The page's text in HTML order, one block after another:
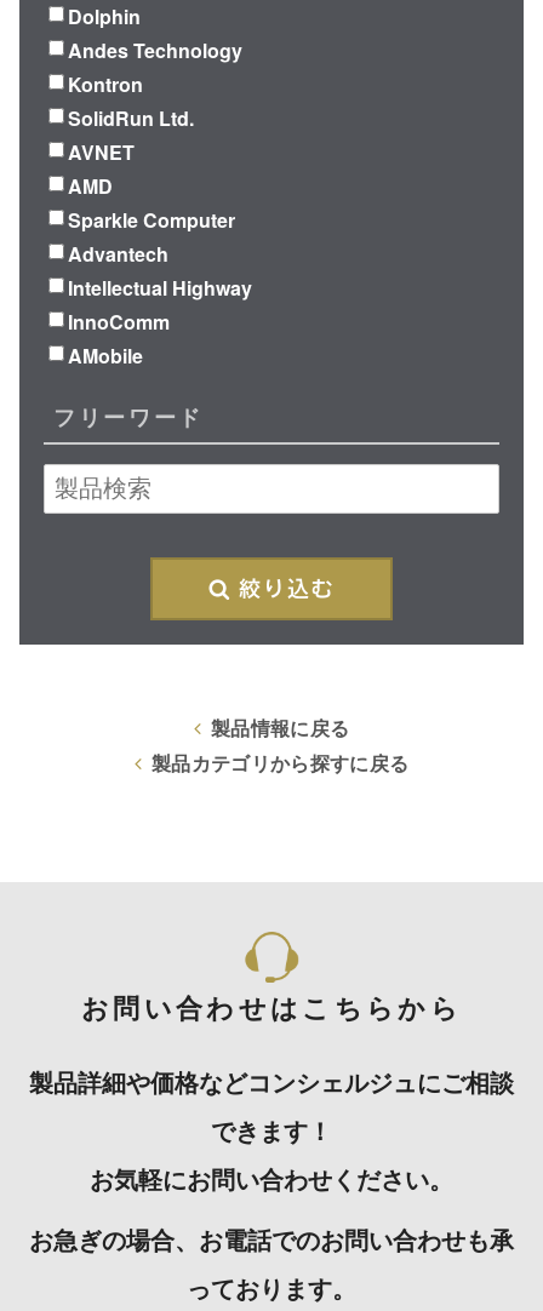
Dolphin
Andes Technology
Kontron
SolidRun Ltd.
AVNET
AMD
Sparkle Computer
Advantech
Intellectual Highway
InnoComm
AMobile
フリーワード
製品情報に戻る
製品カテゴリから探すに戻る
お問い合わせはこちらから
製品詳細や価格などコンシェルジュにご相談
できます！
お気軽にお問い合わせください。
お急ぎの場合、お電話でのお問い合わせも承
っております。